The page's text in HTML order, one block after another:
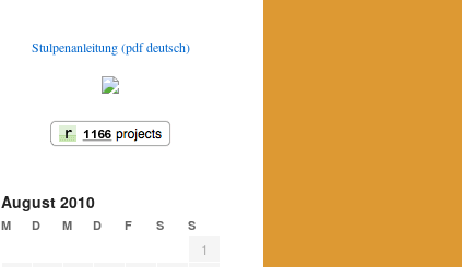
Stulpenanleitung (pdf deutsch)
August 2010
M D M D F S S
1